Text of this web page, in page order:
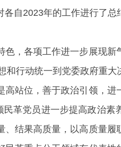
自2023年的工作进行了
，各项工作进一步展现
行动统一到党委政府重
站位，善于政治引领，
革党员进一步提高政治
结果高质量，以高质量